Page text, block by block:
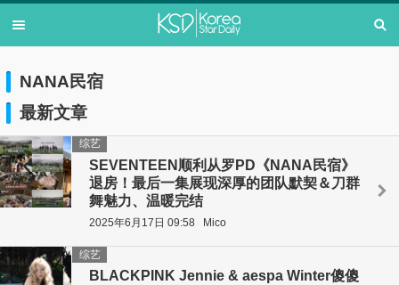
NANA民宿
最新文章
SEVENTEEN顺利从罗PD《NANA民宿》
退房！最后一集展现深厚的团队默契＆刀群
舞魅力、温暖完结
综艺
2025年6月17日 09:58 Mico
BLACKPINK Jennie & aespa Winter傻傻
综艺